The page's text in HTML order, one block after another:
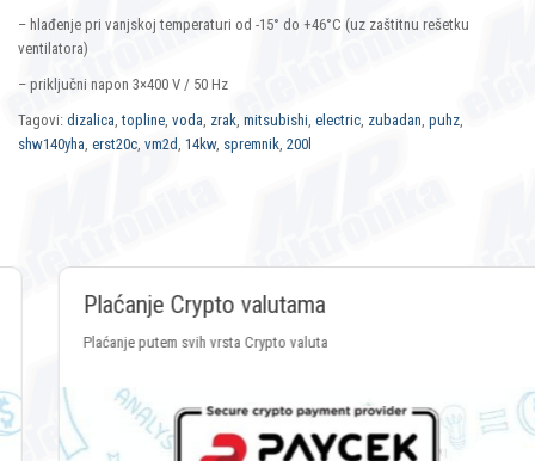
– hlađenje pri vanjskoj temperaturi od -15° do +46°C (uz zaštitnu rešetku
ventilatora)
– priključni napon 3×400 V / 50 Hz
Tagovi: dizalica,topline, voda, zrak, mitsubishi, electric, zubadan, puhz,
shw140yha, erst20c, vm2d, 14kw, spremnik, 200l
Plaćanje Crypto valutama
Plaćanje putem svih vrsta Crypto valuta